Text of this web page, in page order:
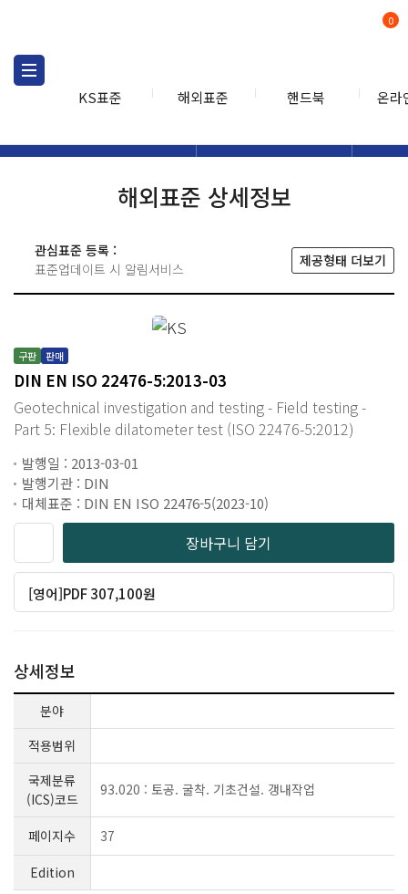
KS표준 해외표준 핸드북 온라
0
해외표준 상세정보
관심표준 등록 :
표준업데이트 시 알림서비스
제공형태 더보기
구판 판매
DIN EN ISO 22476-5:2013-03
Geotechnical investigation and testing - Field testing -
Part 5: Flexible dilatometer test (ISO 22476-5:2012)
발행일 : 2013-03-01
발행기관 : DIN
대체표준 : DIN EN ISO 22476-5(2023-10)
장바구니 담기
[영어]PDF 307,100원
상세정보
분야
적용범위
국제분류
(ICS)코드
93.020 : 토공. 굴착. 기초건설. 갱내작업
페이지수
37
Edition